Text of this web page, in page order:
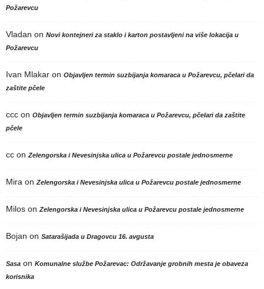
Požarevcu
Vladan on Novi kontejneri za staklo i karton postavljeni na više lokacija u
Požarevcu
Ivan Mlakar on Objavljen termin suzbijanja komaraca u Požarevcu, pčelari da
zaštite pčele
ccc on Objavljen termin suzbijanja komaraca u Požarevcu, pčelari da zaštite
pčele
cc on Zelengorska i Nevesinjska ulica u Požarevcu postale jednosmerne
Mira on Zelengorska i Nevesinjska ulica u Požarevcu postale jednosmerne
Milos on Zelengorska i Nevesinjska ulica u Požarevcu postale jednosmerne
Bojan on Satarašijada u Dragovcu 16. avgusta
Sasa on Komunalne službe Požarevac: Održavanje grobnih mesta je obaveza
korisnika